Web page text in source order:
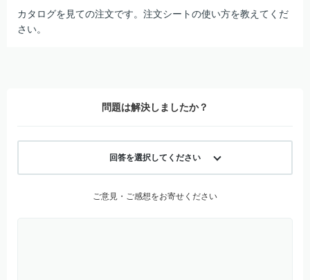
カタログを見ての注文です。注文シートの使い方を教えてくだ
さい。
問題は解決しましたか？
回答を選択してください
ご意見・ご感想をお寄せください